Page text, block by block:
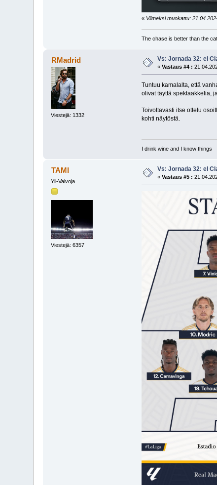
« Viimeksi muokattu:
The chase is better than the
RMadrid
Viestejä: 1332
Vs: Jornada 32: el
«Vastaus #4 :
Tuntuu kamalalta, että
olivat täyttä spektaakkelia,
Toivottavasti itse ottelu
kohti näytöstä.
I drink wine and I know things
TAMI
Yli-Valvoja
Viestejä: 6357
Vs: Jornada 32: el
«Vastaus #5 :